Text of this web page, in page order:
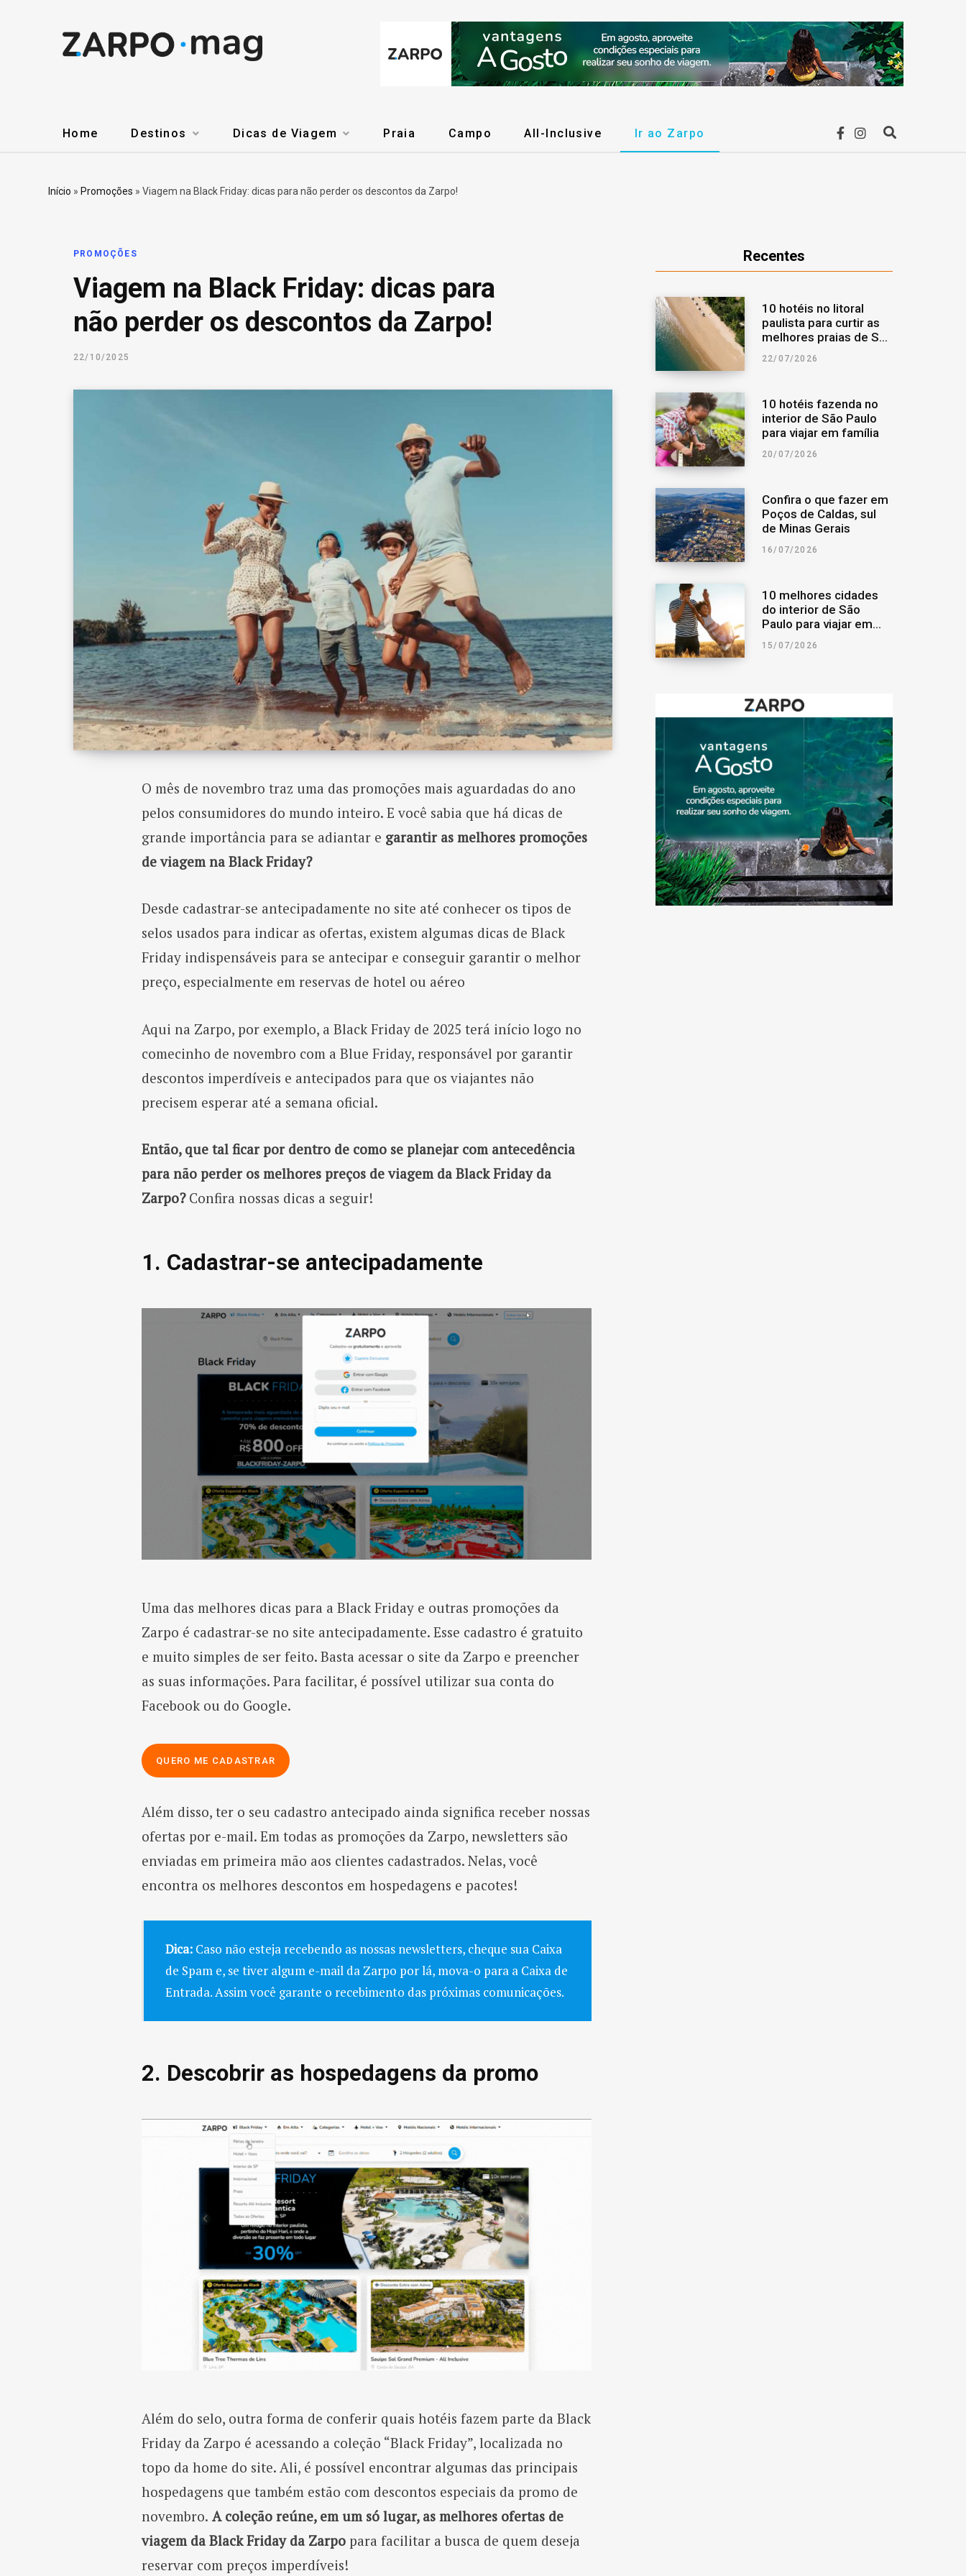
F
b
o
o
I
a
r
m
Home Destinos Dicas de Viagem Praia Campo All-Inclusive Ir ao Zarpo
Início » Promoções »Viagem na Black Friday: dicas para não perder os descontos da Zarpo!
PROMOÇÕES
Viagem na Black Friday: dicas para
não perder os descontos da Zarpo!
22/10/2025
O mês de novembro traz uma das promoções mais aguardadas do ano
pelos consumidores do mundo inteiro. E você sabia que há dicas de
grande importância para se adiantar e garantir as melhores promoções
de viagem na Black Friday?
Desde cadastrar-se antecipadamente no site até conhecer os tipos de
selos usados para indicar as ofertas, existem algumas dicas de Black
Friday indispensáveis para se antecipar e conseguir garantir o melhor
preço, especialmente em reservas de hotel ou aéreo
Aqui na Zarpo, por exemplo, a Black Friday de 2025 terá início logo no
comecinho de novembro com a Blue Friday, responsável por garantir
descontos imperdíveis e antecipados para que os viajantes não
precisem esperar até a semana oficial.
Então, que tal ficar por dentro de como se planejar com antecedência
para não perder os melhores preços de viagem da Black Friday da
Zarpo?Confira nossas dicas a seguir!
1. Cadastrar-se antecipadamente
Uma das melhores dicas para a Black Friday e outras promoções da
Zarpo é cadastrar-se no site antecipadamente. Esse cadastro é gratuito
e muito simples de ser feito. Basta acessar o site da Zarpo e preencher
as suas informações. Para facilitar, é possível utilizar sua conta do
Facebook ou do Google.
QUERO ME CADASTRAR
Além disso, ter o seu cadastro antecipado ainda significa receber nossas
ofertas por e-mail. Em todas as promoções da Zarpo, newsletters são
enviadas em primeira mão aos clientes cadastrados. Nelas, você
encontra os melhores descontos em hospedagens e pacotes!
Dica:Caso não esteja recebendo as nossas newsletters, cheque sua Caixa
de Spam e, se tiver algum e-mail da Zarpo por lá, mova-o para a Caixa de
Entrada. Assim você garante o recebimento das próximas comunicações.
2. Descobrir as hospedagens da promo
Além do selo, outra forma de conferir quais hotéis fazem parte da Black
Friday da Zarpo é acessando a coleção “Black Friday”, localizada no
topo da home do site. Ali, é possível encontrar algumas das principais
hospedagens que também estão com descontos especiais da promo de
novembro. A coleção reúne, em um só lugar, as melhores ofertas de
viagem da Black Friday da Zarpopara facilitar a busca de quem deseja
reservar com preços imperdíveis!
Recentes
10 hotéis no litoral
paulista para curtir as
melhores praias de São
Paulo
22/07/2026
10 hotéis fazenda no
interior de São Paulo
para viajar em família
20/07/2026
Confira o que fazer em
Poços de Caldas, sul
de Minas Gerais
16/07/2026
10 melhores cidades
do interior de São
Paulo para viajar em
família
15/07/2026